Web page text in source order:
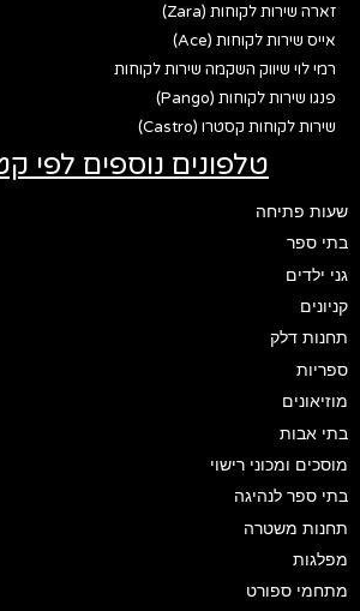
זארה שירות לקוחות (Zara)
אייס שירות לקוחות (Ace)
רמי לוי שיווק השקמה שירות לקוחות
פנגו שירות לקוחות (Pango)
שירות לקוחות קסטרו (Castro)
טלפונים נוספים לפי
שעות פתיחה
בתי ספר
גני ילדים
קניונים
תחנות דלק
ספריות
מוזיאונים
בתי אבות
מוסכים ומכוני רישוי
בתי ספר לנהיגה
תחנות משטרה
מפלגות
מתחמי ספורט